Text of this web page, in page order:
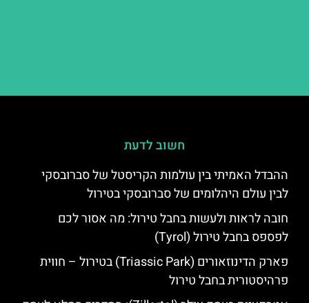
חשוב לדעת
ההבדל האמיתי בין עולמות הקריסטל של סברובסקי
לבין עולם היהלומים של סברובסקי בטירול
חובה לראות ולעשות בחבל טירול: מה אסור לכם
לפספס בחבל טירול (Tyrol)
פארק הדינוזאורים (Triassic Park) בטירול – חווית
פרהיסטורית בחבל טירול